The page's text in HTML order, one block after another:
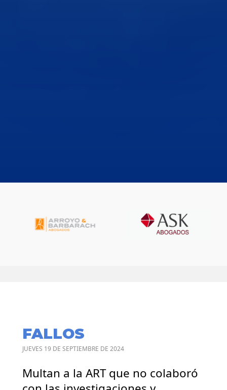
FALLOS
JUEVES 19 DE SEPTIEMBRE DE 2024
Multan a la ART que no colaboró